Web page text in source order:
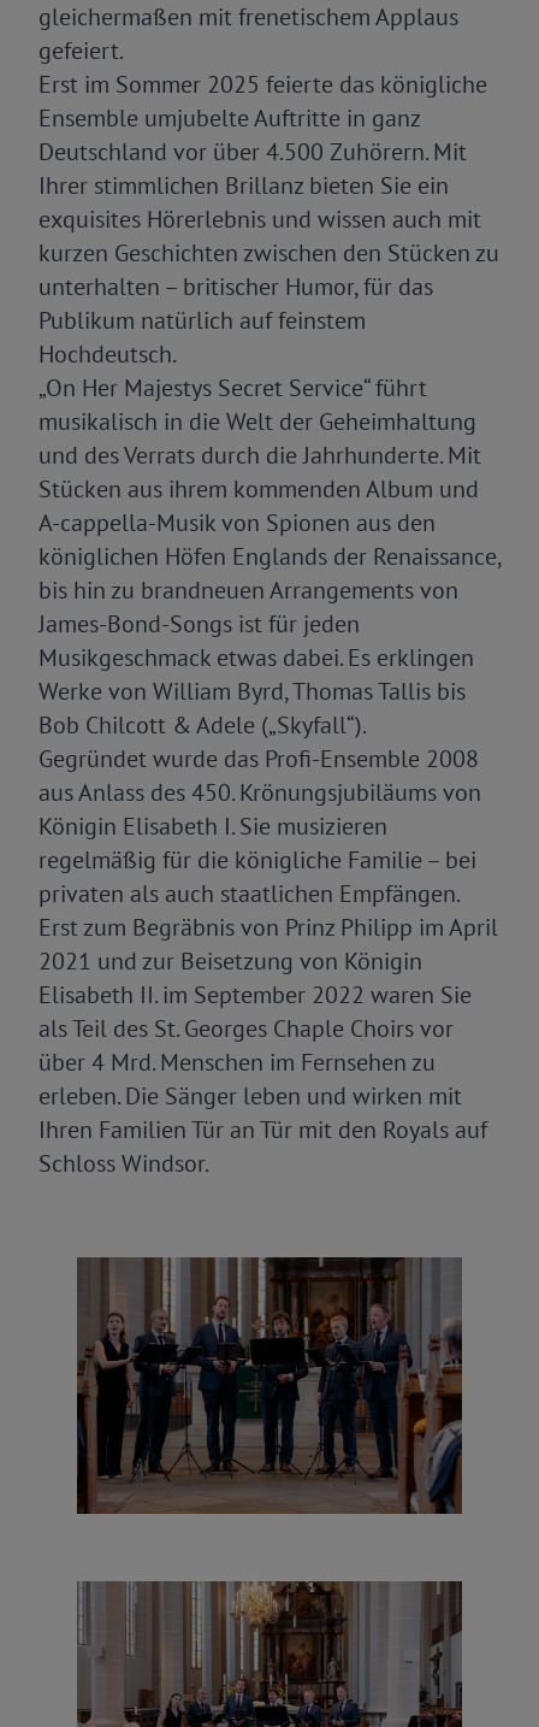
gleichermaßen mit frenetischem Applaus
gefeiert.
Erst im Sommer 2025 feierte das königliche
Ensemble umjubelte Auftritte in ganz
Deutschland vor über 4.500 Zuhörern. Mit
Ihrer stimmlichen Brillanz bieten Sie ein
exquisites Hörerlebnis und wissen auch mit
kurzen Geschichten zwischen den Stücken zu
unterhalten – britischer Humor, für das
Publikum natürlich auf feinstem
Hochdeutsch.
„On Her Majestys Secret Service“ führt
musikalisch in die Welt der Geheimhaltung
und des Verrats durch die Jahrhunderte. Mit
Stücken aus ihrem kommenden Album und
A-cappella-Musik von Spionen aus den
königlichen Höfen Englands der Renaissance,
bis hin zu brandneuen Arrangements von
James-Bond-Songs ist für jeden
Musikgeschmack etwas dabei. Es erklingen
Werke von William Byrd, Thomas Tallis bis
Bob Chilcott & Adele („Skyfall“).
Gegründet wurde das Profi-Ensemble 2008
aus Anlass des 450. Krönungsjubiläums von
Königin Elisabeth I. Sie musizieren
regelmäßig für die königliche Familie – bei
privaten als auch staatlichen Empfängen.
Erst zum Begräbnis von Prinz Philipp im April
2021 und zur Beisetzung von Königin
Elisabeth II. im September 2022 waren Sie
als Teil des St. Georges Chaple Choirs vor
über 4 Mrd. Menschen im Fernsehen zu
erleben. Die Sänger leben und wirken mit
Ihren Familien Tür an Tür mit den Royals auf
Schloss Windsor.